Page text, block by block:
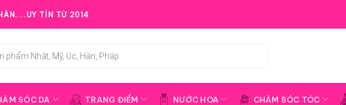
TÍN TỪ 2014
SÓC DA TRANG ĐIỂM NƯỚC HOA CHĂM SÓC TÓC